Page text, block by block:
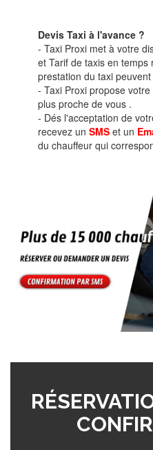
Devis Taxi à l'avance ?
- Taxi Proxi met à votre
et Tarif de taxis en
prestation du taxi
- Taxi Proxi propose
plus proche de vous .
- Dés l'acceptation de
recevez un SMS et un
du chauffeur qui